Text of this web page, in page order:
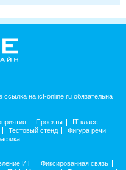
на ict-online.ru обязательна
Проекты
IT класс
Тестовый стенд
Фигура речи
ИТ
Фиксированная связь